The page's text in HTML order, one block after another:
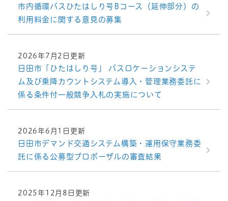
市内循環バスひたはしり号Bコース（延伸部分）の
利用料金に関する意見の募集
2026年7月2日更新
日田市「ひたはしり号」 バスロケーションシステ
ム及び乗降カウントシステム導入・管理業務委託に
係る条件付一般競争入札の実施について
2026年6月1日更新
日田市デマンド交通システム構築・運用保守業務委
託に係る公募型プロポーザルの審査結果
2025年12月8日更新